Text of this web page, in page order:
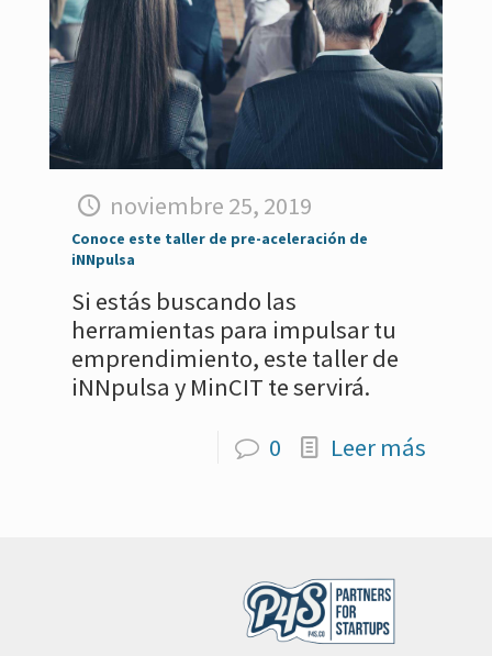
noviembre 25, 2019
Conoce este taller de pre-aceleración de
iNNpulsa
Si estás buscando las
herramientas para impulsar tu
emprendimiento, este taller de
iNNpulsa y MinCIT te servirá.
0
Leer más